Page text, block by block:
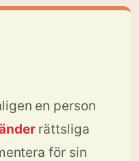
en person
rättsliga
för sin